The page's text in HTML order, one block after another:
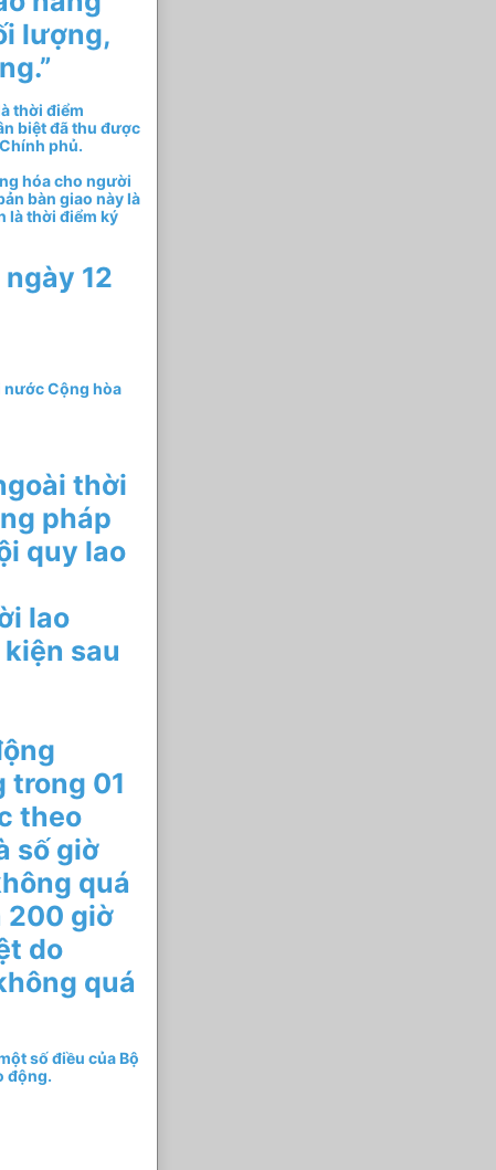
lượng,
thời điểm
biệt đã thu được
phủ.
hóa cho người
bàn giao này là
là thời điểm ký
12
nước Cộng hòa
thời
pháp
quy lao
lao
sau
trong 01
theo
số giờ
quá
200 giờ
do
quá
số điều của Bộ
động.